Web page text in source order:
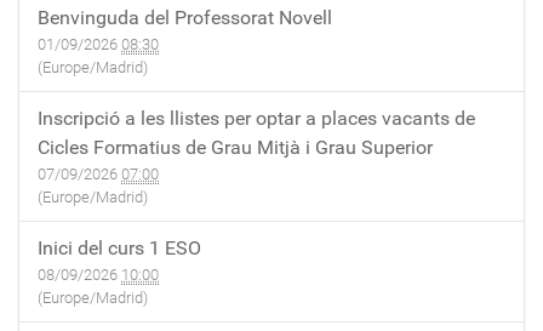
Benvinguda del Professorat Novell
01/09/2026 08:30
(Europe/Madrid)
Inscripció a les llistes per optar a places vacants de
Cicles Formatius de Grau Mitjà i Grau Superior
07/09/2026 07:00
(Europe/Madrid)
Inici del curs 1 ESO
08/09/2026 10:00
(Europe/Madrid)